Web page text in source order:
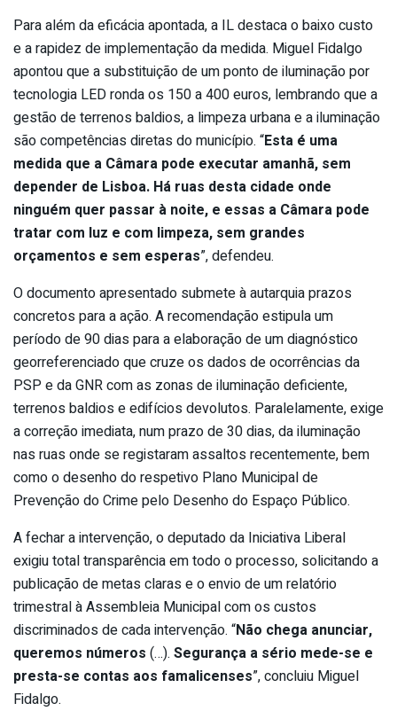
Para além da eficácia apontada, a IL destaca o baixo custo
e a rapidez de implementação da medida. Miguel Fidalgo
apontou que a substituição de um ponto de iluminação por
tecnologia LED ronda os 150 a 400 euros, lembrando que a
gestão de terrenos baldios, a limpeza urbana e a iluminação
são competências diretas do município. “Esta é uma
medida que a Câmara pode executar amanhã, sem
depender de Lisboa. Há ruas desta cidade onde
ninguém quer passar à noite, e essas a Câmara pode
tratar com luz e com limpeza, sem grandes
orçamentos e sem esperas”, defendeu.
O documento apresentado submete à autarquia prazos
concretos para a ação. A recomendação estipula um
período de 90 dias para a elaboração de um diagnóstico
georreferenciado que cruze os dados de ocorrências da
PSP e da GNR com as zonas de iluminação deficiente,
terrenos baldios e edifícios devolutos. Paralelamente, exige
a correção imediata, num prazo de 30 dias, da iluminação
nas ruas onde se registaram assaltos recentemente, bem
como o desenho do respetivo Plano Municipal de
Prevenção do Crime pelo Desenho do Espaço Público.
A fechar a intervenção, o deputado da Iniciativa Liberal
exigiu total transparência em todo o processo, solicitando a
publicação de metas claras e o envio de um relatório
trimestral à Assembleia Municipal com os custos
discriminados de cada intervenção. “Não chega anunciar,
queremos números (…). Segurança a sério mede-se e
presta-se contas aos famalicenses”, concluiu Miguel
Fidalgo.